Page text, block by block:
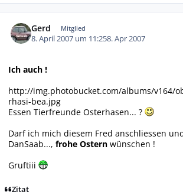
Gerd Mitglied
8. April 2007 um 11:258. Apr 2007
Ich auch !
http://img.photobucket.com/albums/v164/
rhasi-bea.jpg
Essen Tierfreunde Osterhasen... ?
Darf ich mich diesem Fred anschliessen
DanSaab..., frohe Ostern wünschen !
Gruftiii
Zitat